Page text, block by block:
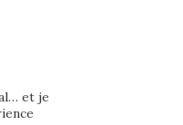
et je